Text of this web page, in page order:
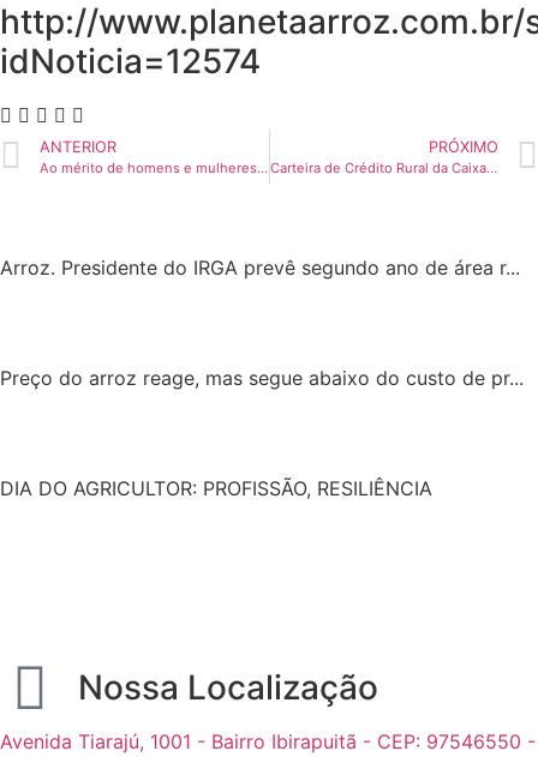
http://
idNoticia=12574
ANTERIOR
Ao mérito de homens e mulheres do arroz
PRÓXIMO
Carteira de Crédito Rural da Caixa cresce 548%
Arroz. Presidente do IRGA prevê segundo ano de área r...
Preço do arroz reage, mas segue abaixo do custo de pr...
DIA DO AGRICULTOR: PROFISSÃO, RESILIÊNCIA
Nossa Localização
Avenida Tiarajú, 1001 - Bairro Ibirapuitã - CEP: 97546550 -